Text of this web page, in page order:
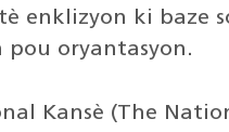
enklizyon ki baze
pou oryantasyon.
Kansè (The